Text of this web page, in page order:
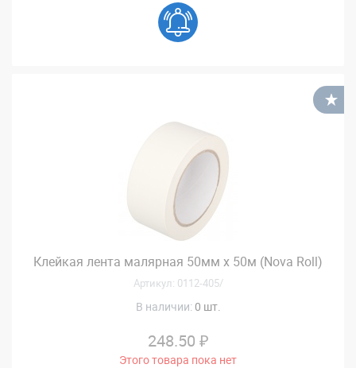
Клейкая лента малярная 50мм х 50м (Nova Roll)
Артикул: 0112-405/
В наличии: 0 шт.
248.50 ₽
Этого товара пока нет